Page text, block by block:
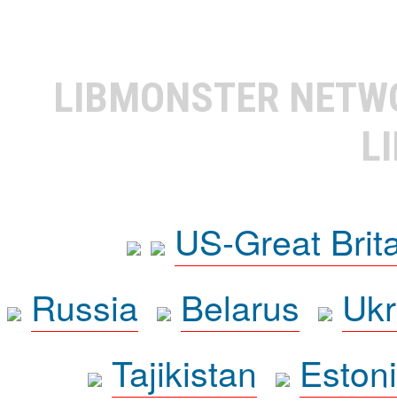
LIBMONSTER
US-Great
Russia
Belarus
Tajikistan